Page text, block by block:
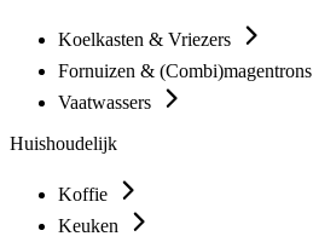
Koelkasten & Vriezers
Fornuizen & (Combi)magentrons
Vaatwassers
Huishoudelijk
Koffie
Keuken